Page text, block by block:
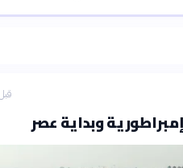
قبل 26
وبداية عصر